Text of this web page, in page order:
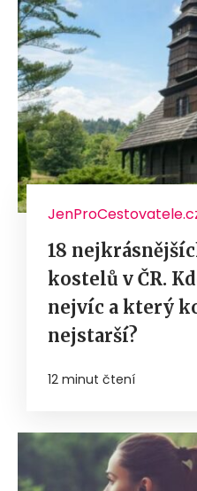
18
kostelů v ČR.
nejvíc a který
nejstarší?
12 minut čtení